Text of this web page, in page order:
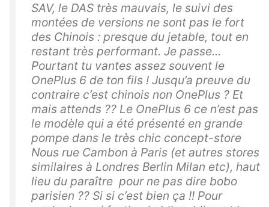
SAV, le DAS très mauvais, le suivi des
montées de versions ne sont pas le fort
des Chinois : presque du jetable, tout en
restant très performant. Je passe...
Pourtant tu vantes assez souvent le
OnePlus 6 de ton fils ! Jusqu’a preuve du
contraire c’est chinois non OnePlus ? Et
mais attends ?? Le OnePlus 6 ce n’est pas
le modèle qui a été présenté en grande
pompe dans le très chic concept-store
Nous rue Cambon à Paris (et autres stores
similaires à Londres Berlin Milan etc), haut
lieu du paraître pour ne pas dire bobo
parisien ?? Si si c’est bien ça !! Pour